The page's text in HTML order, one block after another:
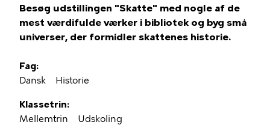
Besøg udstillingen "Skatte" med nogle af de
mest værdifulde værker i bibliotek og byg små
universer, der formidler skattenes historie.
Fag
Dansk
Historie
Klassetrin
Mellemtrin
Udskoling